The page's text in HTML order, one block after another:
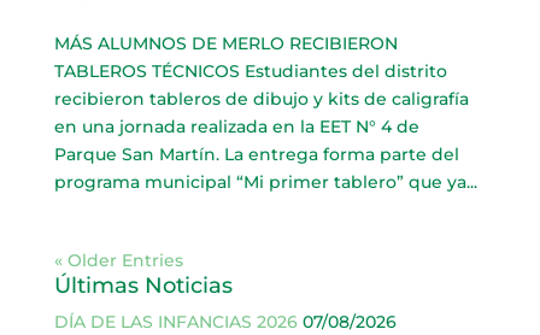
MÁS ALUMNOS DE MERLO RECIBIERON
TABLEROS TÉCNICOS Estudiantes del distrito
recibieron tableros de dibujo y kits de caligrafía
en una jornada realizada en la EET N° 4 de
Parque San Martín. La entrega forma parte del
programa municipal “Mi primer tablero” que ya...
« Older Entries
Últimas Noticias
DÍA DE LAS INFANCIAS 2026 07/08/2026